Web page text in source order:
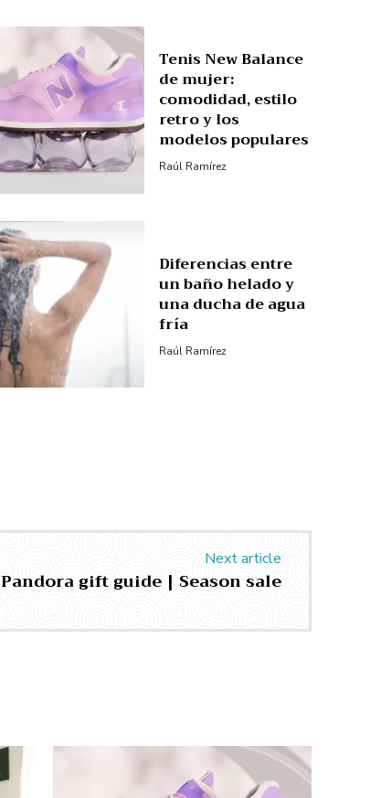
Tenis New Balance
de mujer:
comodidad, estilo
retro y los
modelos populares
Raúl Ramírez
Diferencias entre
un baño helado y
una ducha de agua
fría
Raúl Ramírez
Next article
Pandora gift guide | Season sale